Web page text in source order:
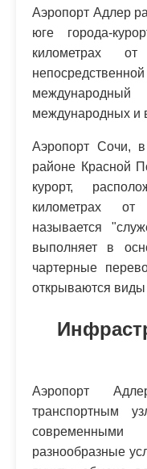
Аэропорт Адлер
юге города-
километрах
международных и
Аэропорт Сочи,
районе Красной
курорт,
километрах
называется
выполняет в
чартерные
открываются виды
Аэропорт
транспортным
современными
разнообразные